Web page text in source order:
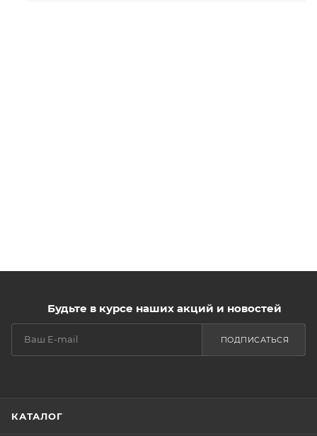
Будьте в курсе наших акций и новостей
ПОДПИСАТЬСЯ
КАТАЛОГ